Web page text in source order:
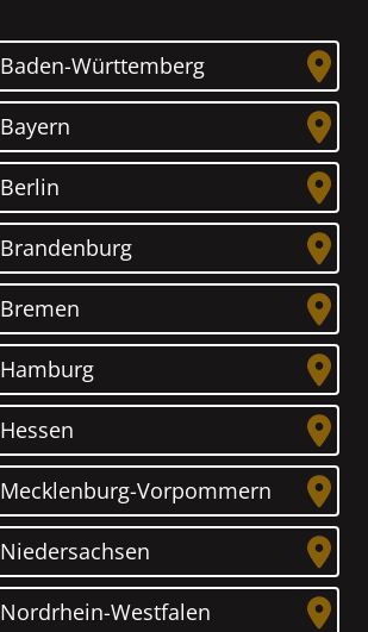
Baden-Württemberg
Bayern
Berlin
Brandenburg
Bremen
Hamburg
Hessen
Mecklenburg-Vorpommern
Niedersachsen
Nordrhein-Westfalen